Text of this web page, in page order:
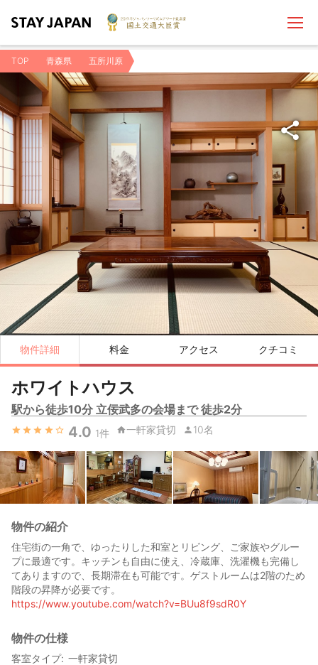
TOP 青森県 五所川原
物件詳細 料金 アクセス クチコミ
ホワイトハウス
駅から徒歩10分 立佞武多の会場まで 徒歩2分
4.0 1件 一軒家貸切 10名
物件の紹介
住宅街の一角で、ゆったりした和室とリビング、ご家族やグルー
プに最適です。キッチンも自由に使え、冷蔵庫、洗濯機も完備し
てありますので、長期滞在も可能です。ゲストルームは2階のため
階段の昇降が必要です。
https://www.youtube.com/watch?v=BUu8f9sdR0Y
物件の仕様
客室タイプ 一軒家貸切